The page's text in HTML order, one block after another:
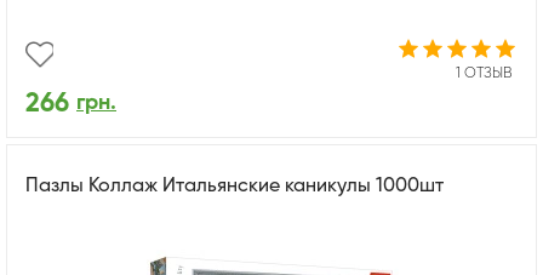
1 ОТЗЫВ
266 грн.
Пазлы Коллаж Итальянские каникулы 1000шт